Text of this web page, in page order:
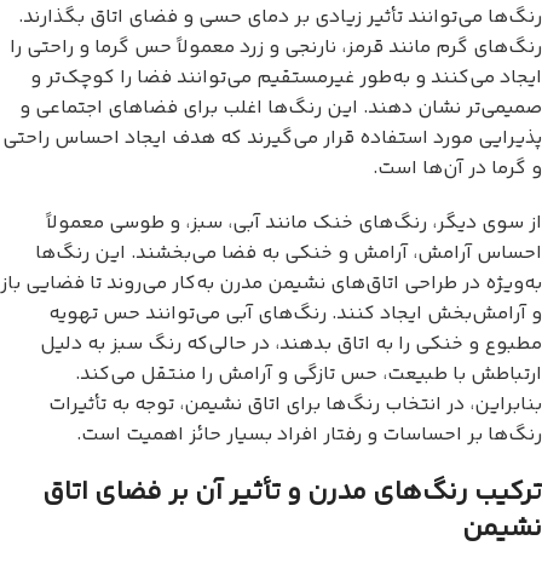
رنگ‌ها می‌توانند تأثیر زیادی بر دمای حسی و فضای اتاق بگذارند.
رنگ‌های گرم مانند قرمز، نارنجی و زرد معمولاً حس گرما و راحتی را
ایجاد می‌کنند و به‌طور غیرمستقیم می‌توانند فضا را کوچک‌تر و
صمیمی‌تر نشان دهند. این رنگ‌ها اغلب برای فضاهای اجتماعی و
پذیرایی مورد استفاده قرار می‌گیرند که هدف ایجاد احساس راحتی
و گرما در آن‌ها است.
از سوی دیگر، رنگ‌های خنک مانند آبی، سبز، و طوسی معمولاً
احساس آرامش، آرامش و خنکی به فضا می‌بخشند. این رنگ‌ها
به‌ویژه در طراحی اتاق‌های نشیمن مدرن به‌کار می‌روند تا فضایی باز
و آرامش‌بخش ایجاد کنند. رنگ‌های آبی می‌توانند حس تهویه
مطبوع و خنکی را به اتاق بدهند، در حالی‌که رنگ سبز به دلیل
ارتباطش با طبیعت، حس تازگی و آرامش را منتقل می‌کند.
بنابراین، در انتخاب رنگ‌ها برای اتاق نشیمن، توجه به تأثیرات
رنگ‌ها بر احساسات و رفتار افراد بسیار حائز اهمیت است.
ترکیب رنگ‌های مدرن و تأثیر آن بر فضای اتاق
نشیمن